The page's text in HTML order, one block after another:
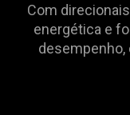
Com
energética e
desempenho,